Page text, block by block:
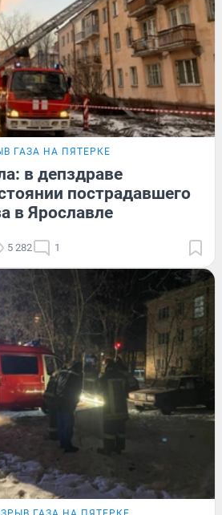
ГАЗА НА ПЯТЕРКЕ
в депздраве
пострадавшего
в Ярославле
5 282 1